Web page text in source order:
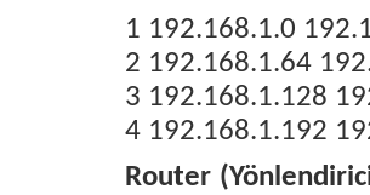
1 192.168.1.0
2 192.168.1.64
3 192.168.1.128
4 192.168.1.192
Router